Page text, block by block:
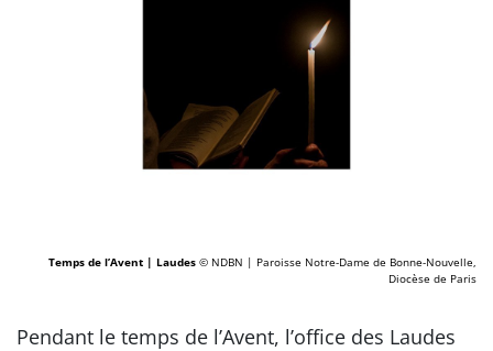
Temps de l’Avent | Laudes © NDBN | Paroisse Notre-Dame de Bonne-Nouvelle,
Diocèse de Paris
Pendant le temps de l’Avent, l’office des Laudes